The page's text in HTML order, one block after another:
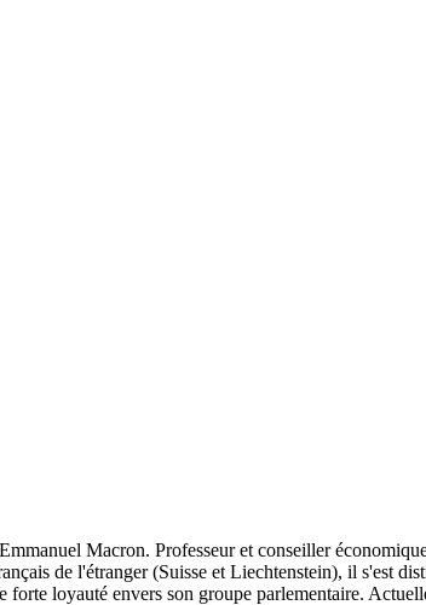
Macron. Professeur et conseiller
de l'étranger (Suisse et Liechtenstein), il s'est
loyauté envers son groupe parlementaire.